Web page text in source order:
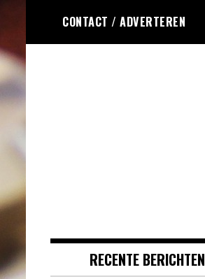
de
inhoud
CONTACT / ADVERTEREN
RECENTE BERICHTEN